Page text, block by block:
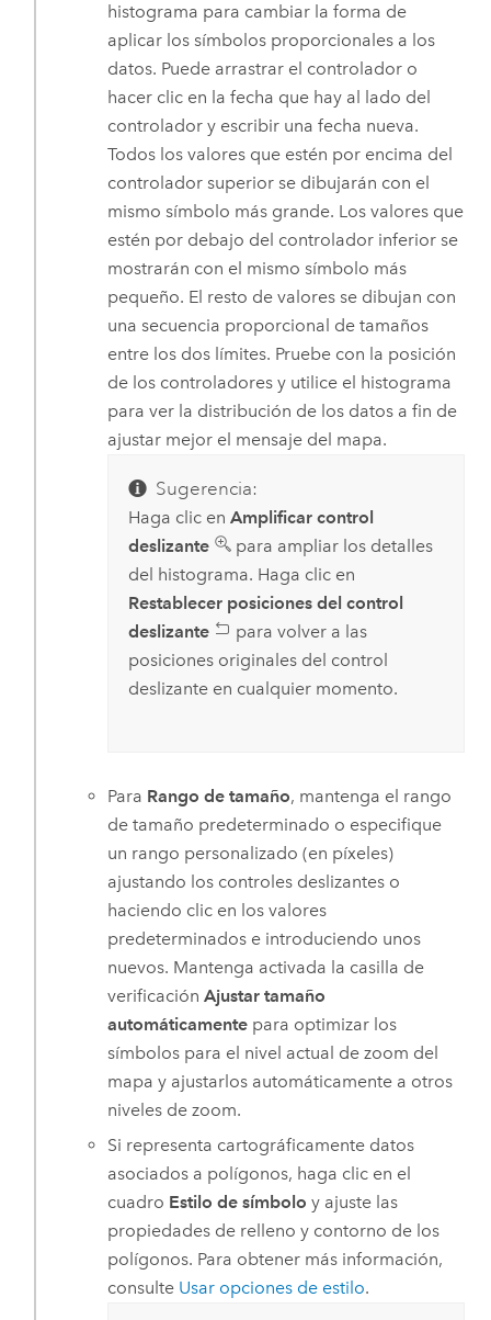
histograma para cambiar la forma de
aplicar los símbolos proporcionales a los
datos. Puede arrastrar el controlador o
hacer clic en la fecha que hay al lado del
controlador y escribir una fecha nueva.
Todos los valores que estén por encima del
controlador superior se dibujarán con el
mismo símbolo más grande. Los valores que
estén por debajo del controlador inferior se
mostrarán con el mismo símbolo más
pequeño. El resto de valores se dibujan con
una secuencia proporcional de tamaños
entre los dos límites. Pruebe con la posición
de los controladores y utilice el histograma
para ver la distribución de los datos a fin de
ajustar mejor el mensaje del mapa.
Sugerencia:
Haga clic en Amplificar control
deslizante
para ampliar los detalles
del histograma. Haga clic en
Restablecer posiciones del control
deslizante
para volver a las
posiciones originales del control
deslizante en cualquier momento.
Para Rango de tamaño, mantenga el rango
de tamaño predeterminado o especifique
un rango personalizado (en píxeles)
ajustando los controles deslizantes o
haciendo clic en los valores
predeterminados e introduciendo unos
nuevos. Mantenga activada la casilla de
verificaciónAjustar tamaño
automáticamente para optimizar los
símbolos para el nivel actual de zoom del
mapa y ajustarlos automáticamente a otros
niveles de zoom.
Si representa cartográficamente datos
asociados a polígonos, haga clic en el
cuadro Estilo de símbolo y ajuste las
propiedades de relleno y contorno de los
polígonos. Para obtener más información,
consulte Usar opciones de estilo.